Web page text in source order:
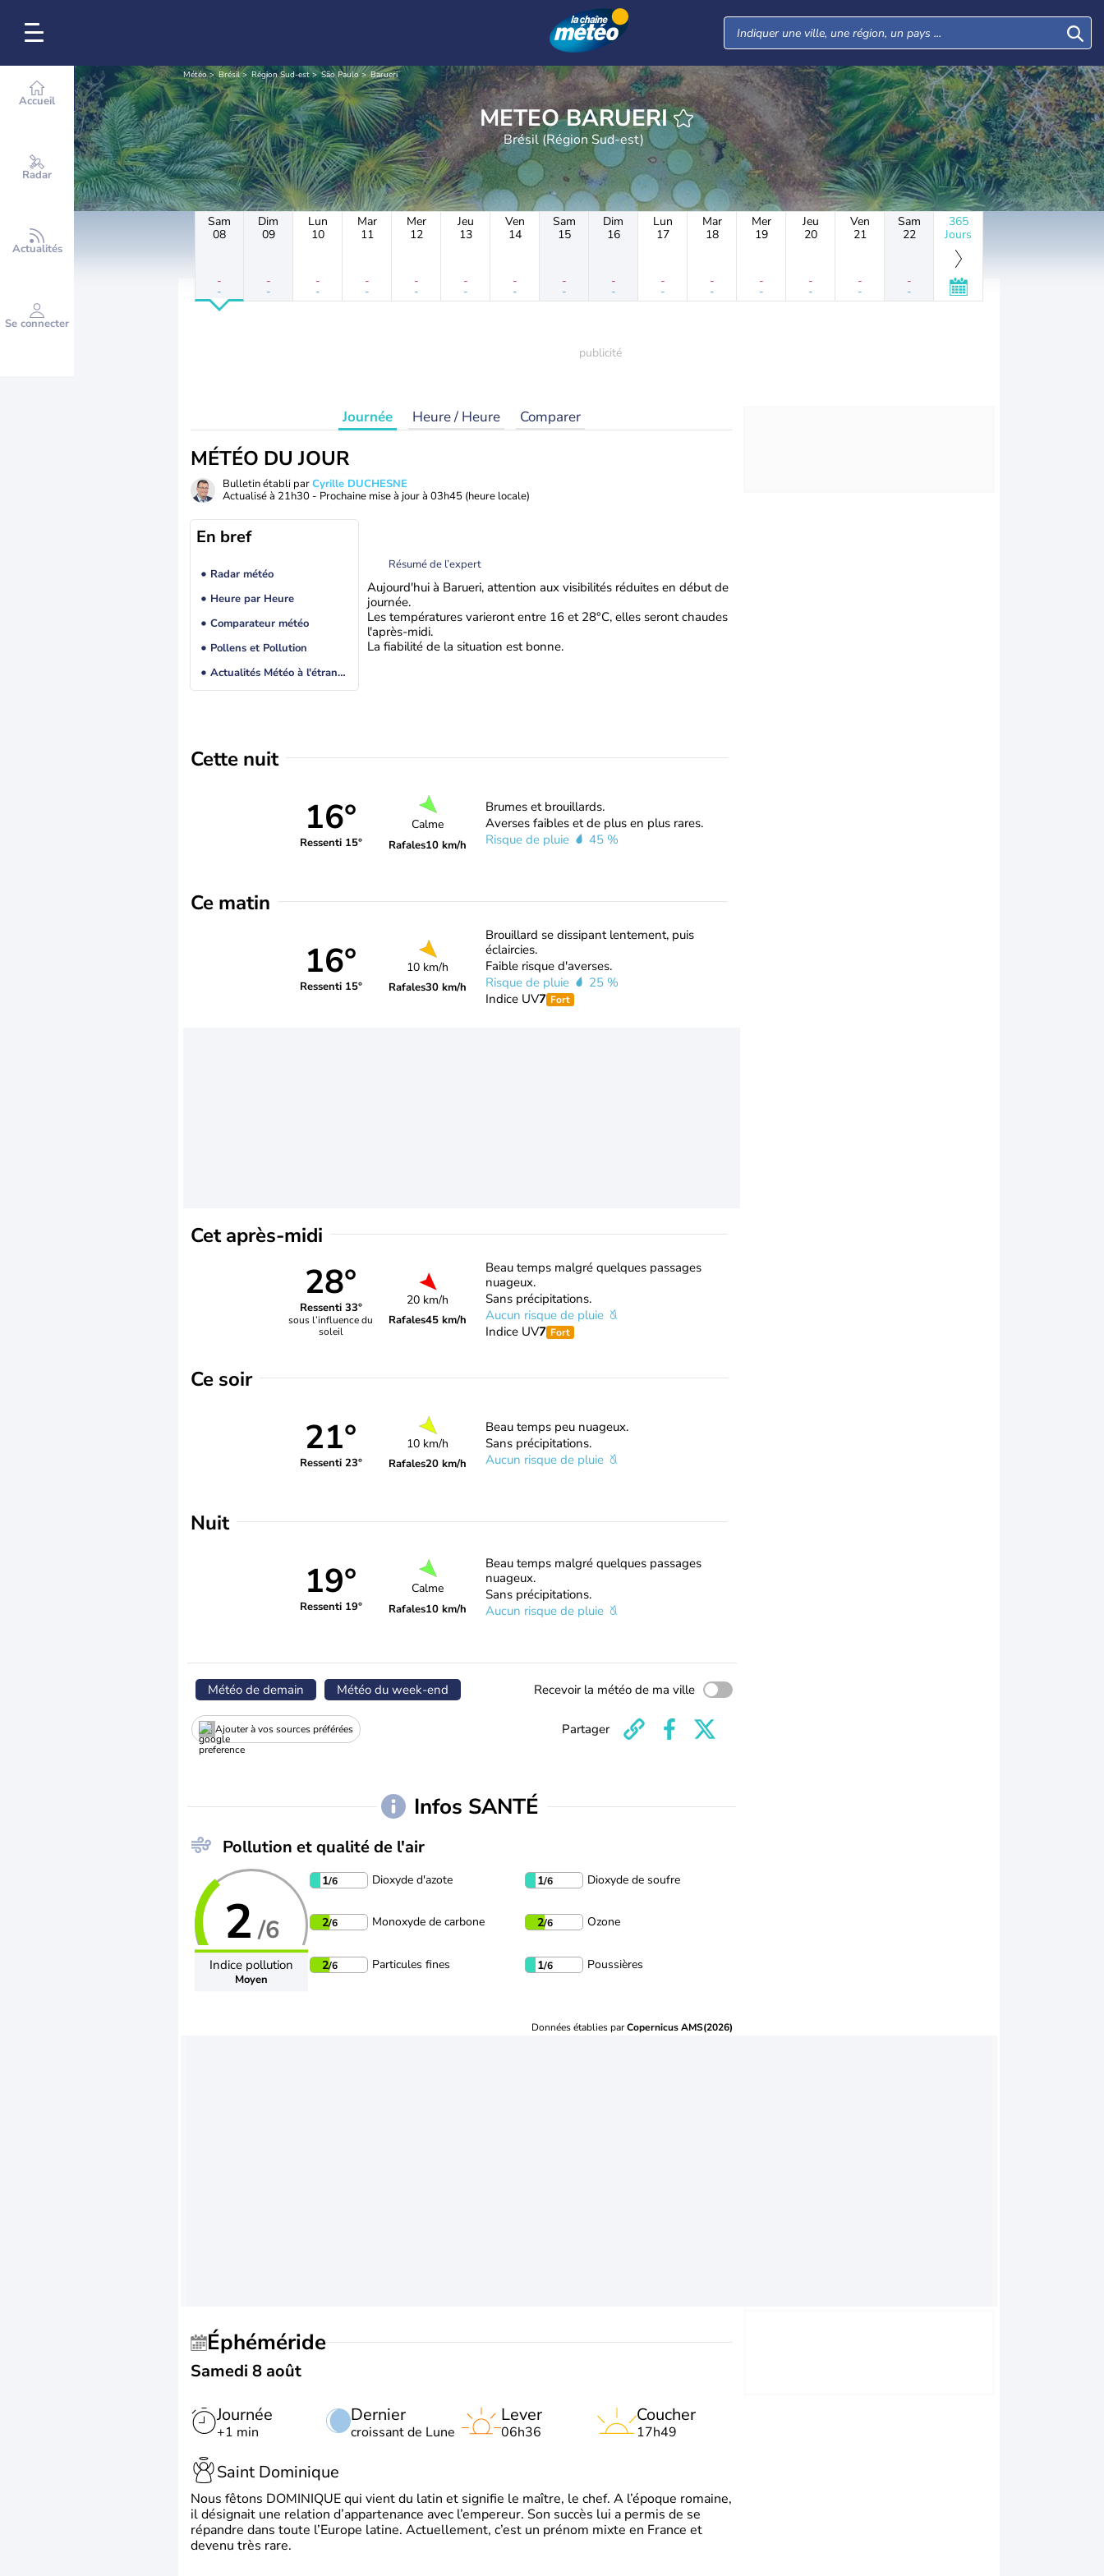
Accueil
Radar
Actualités
Se connecter
Météo Brésil Région Sud-est São Paulo Barueri
METEO BARUERI
Brésil (Région Sud-est)
Sam
08
-
-
Dim
09
-
-
Lun
10
-
-
Mar
11
-
-
Mer
12
-
-
Jeu
13
-
-
Ven
14
-
-
Sam
15
-
-
Dim
16
-
-
Lun
17
-
-
Mar
18
-
-
Mer
19
-
-
Jeu
20
-
-
Ven
21
-
-
Sam
22
-
-
365
Jours
Journée Heure / Heure Comparer
MÉTÉO DU JOUR
Bulletin établi parCyrille DUCHESNE
Actualisé à 21h30 - Prochaine mise à jour à 03h45 (heure locale)
En bref
Radar météo
Heure par Heure
Comparateur météo
Pollens et Pollution
Actualités Météo à l'étranger
Résumé de l’expert
Aujourd'hui à Barueri, attention aux visibilités réduites en début de
journée.
Les températures varieront entre 16 et 28°C, elles seront chaudes
l'après-midi.
La fiabilité de la situation est bonne.
Cette nuit
16°
Ressenti 15°
Calme
Rafales10 km/h
Brumes et brouillards.
Averses faibles et de plus en plus rares.
Risque de pluie
45 %
Ce matin
16°
Ressenti 15°
10 km/h
Rafales30 km/h
Brouillard se dissipant lentement, puis
éclaircies.
Faible risque d'averses.
Risque de pluie
25 %
Indice UV7 Fort
Cet après-midi
28°
Ressenti 33°
sous l’influence du
soleil
20 km/h
Rafales45 km/h
Beau temps malgré quelques passages
nuageux.
Sans précipitations.
Aucun risque de pluie
Indice UV7 Fort
Ce soir
21°
Ressenti 23°
10 km/h
Rafales20 km/h
Beau temps peu nuageux.
Sans précipitations.
Aucun risque de pluie
Nuit
19°
Ressenti 19°
Calme
Rafales10 km/h
Beau temps malgré quelques passages
nuageux.
Sans précipitations.
Aucun risque de pluie
Météo de demain Météo du week-end Recevoir la météo de ma ville
Ajouter à vos sources préférées Partager
Infos SANTÉ
Pollution et qualité de l'air
2 /6
Indice pollution
Moyen
1/6 Dioxyde d'azote 1/6 Dioxyde de soufre
2/6 Monoxyde de carbone 2/6 Ozone
2/6 Particules fines 1/6 Poussières
Données établies parCopernicus AMS(2026)
Éphéméride
Samedi 8 août
Journée
+1 min
Dernier
croissant de Lune
Lever
06h36
Coucher
17h49
Saint Dominique
Nous fêtons DOMINIQUE qui vient du latin et signifie le maître, le chef. A l’époque romaine,
il désignait une relation d’appartenance avec l’empereur. Son succès lui a permis de se
répandre dans toute l’Europe latine. Actuellement, c’est un prénom mixte en France et
devenu très rare.